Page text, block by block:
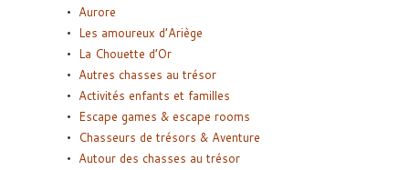
Aurore
Les amoureux d’Ariège
La Chouette d’Or
Autres chasses au trésor
Activités enfants et familles
Escape games & escape rooms
Chasseurs de trésors & Aventure
Autour des chasses au trésor